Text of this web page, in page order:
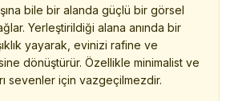
bile bir alanda güçlü bir görsel
Yerleştirildiği alana anında bir
yayarak, evinizi rafine ve
dönüştürür. Özellikle minimalist ve
sevenler için vazgeçilmezdir.